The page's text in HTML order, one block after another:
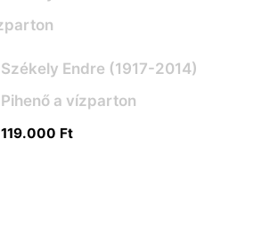
Székely Endre (1917-2014)
Pihenő a vízparton
119.000 Ft